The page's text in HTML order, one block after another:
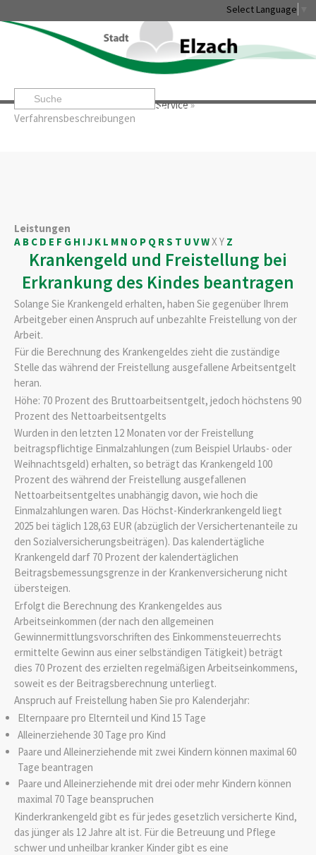
Select Language
Startseite» »Service»
Verfahrensbeschreibungen
Leben & Erleben Rathaus & Service
Leistungen
A B C D E F G H IJ K L M N O P Q RS T U VWXY Z
Krankengeld und Freistellung bei
Erkrankung des Kindes beantragen
Solange Sie Krankengeld erhalten, haben Sie gegenüber Ihrem
Arbeitgeber einen Anspruch auf unbezahlte Freistellung von der
Arbeit.
Für die Berechnung des Krankengeldes zieht die zuständige
Stelle das während der Freistellung ausgefallene Arbeitsentgelt
heran.
Höhe: 70 Prozent des Bruttoarbeitsentgelt, jedoch höchstens 90
Prozent des Nettoarbeitsentgelts
Wurden in den letzten 12 Monaten vor der Freistellung
beitragspflichtige Einmalzahlungen (zum Beispiel Urlaubs- oder
Weihnachtsgeld) erhalten, so beträgt das Krankengeld 100
Prozent des während der Freistellung ausgefallenen
Nettoarbeitsentgeltes unabhängig davon, wie hoch die
Einmalzahlungen waren. Das Höchst-Kinderkrankengeld liegt
2025 bei täglich 128,63 EUR (abzüglich der Versichertenanteile zu
den Sozialversicherungsbeiträgen). Das kalendertägliche
Krankengeld darf 70 Prozent der kalendertäglichen
Beitragsbemessungsgrenze in der Krankenversicherung nicht
übersteigen.
Erfolgt die Berechnung des Krankengeldes aus
Arbeitseinkommen (der nach den allgemeinen
Gewinnermittlungsvorschriften des Einkommensteuerrechts
ermittelte Gewinn aus einer selbständigen Tätigkeit) beträgt
dies 70 Prozent des erzielten regelmäßigen Arbeitseinkommens,
soweit es der Beitragsberechnung unterliegt.
Anspruch auf Freistellung haben Sie pro Kalenderjahr:
Elternpaare pro Elternteil und Kind 15 Tage
Alleinerziehende 30 Tage pro Kind
Paare und Alleinerziehende mit zwei Kindern können maximal 60
Tage beantragen
Paare und Alleinerziehende mit drei oder mehr Kindern können
maximal 70 Tage beanspruchen
Kinderkrankengeld gibt es für jedes gesetzlich versicherte Kind,
das jünger als 12 Jahre alt ist. Für die Betreuung und Pflege
schwer und unheilbar kranker Kinder gibt es eine